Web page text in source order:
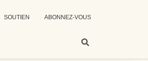
SOUTIEN ABONNEZ-VOUS